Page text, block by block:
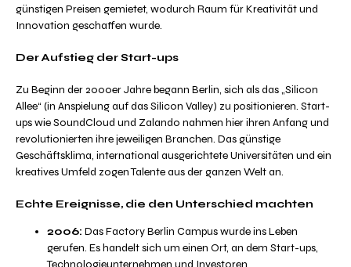
günstigen Preisen gemietet, wodurch Raum für Kreativität und
Innovation geschaffen wurde.
Der Aufstieg der Start-ups
Zu Beginn der 2000er Jahre begann Berlin, sich als das „Silicon
Allee“ (in Anspielung auf das Silicon Valley) zu positionieren. Start-
ups wie SoundCloud und Zalando nahmen hier ihren Anfang und
revolutionierten ihre jeweiligen Branchen. Das günstige
Geschäftsklima, international ausgerichtete Universitäten und ein
kreatives Umfeld zogen Talente aus der ganzen Welt an.
Echte Ereignisse, die den Unterschied machten
2006: Das Factory Berlin Campus wurde ins Leben
gerufen. Es handelt sich um einen Ort, an dem Start-ups,
Technologieunternehmen und Investoren